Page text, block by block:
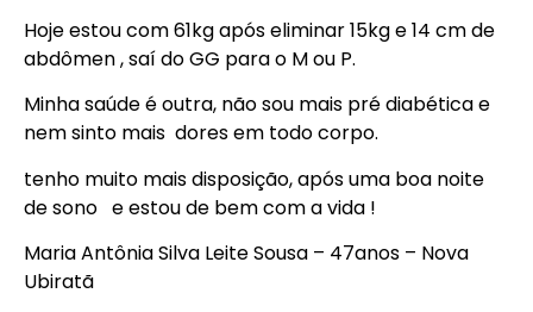
Hoje estou com 61kg após eliminar 15kg e 14 cm de
abdômen , saí do GG para o M ou P.
Minha saúde é outra, não sou mais pré diabética e
nem sinto mais dores em todo corpo.
tenho muito mais disposição, após uma boa noite
de sono e estou de bem com a vida !
Maria Antônia Silva Leite Sousa – 47anos – Nova
Ubiratã